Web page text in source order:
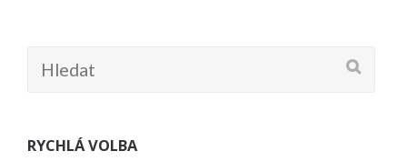
Hledat:
RYCHLÁ VOLBA